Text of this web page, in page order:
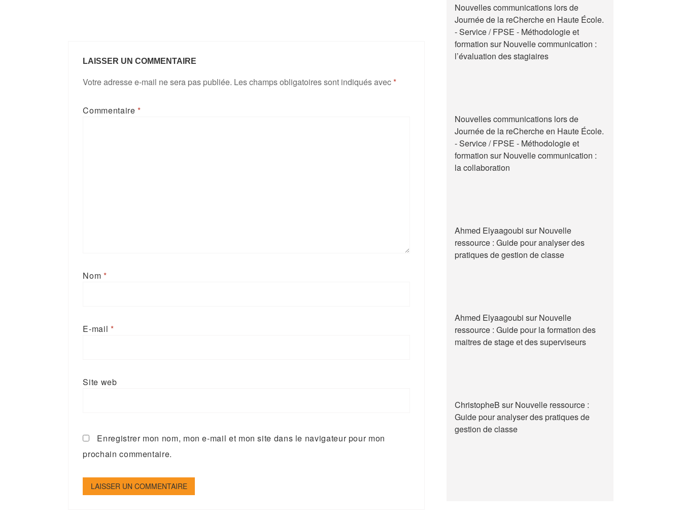
LAISSER UN COMMENTAIRE
Votre adresse e-mail ne sera pas publiée. Les champs obligatoires sont indiqués avec*
Commentaire*
Nom*
E-mail *
Site web
Enregistrer mon nom, mon e-mail et mon site dans le navigateur pour mon
prochain commentaire.
stage
en
Belgique
Nouvelles communications lors de
Journée de la reCherche en Haute École.
- Service / FPSE - Méthodologie et
formation surNouvelle communication :
l’évaluation des stagiaires
Nouvelles communications lors de
Journée de la reCherche en Haute École.
- Service / FPSE - Méthodologie et
formation surNouvelle communication :
la collaboration
Ahmed Elyaagoubi surNouvelle
ressource : Guide pour analyser des
pratiques de gestion de classe
Ahmed Elyaagoubi surNouvelle
ressource : Guide pour la formation des
maitres de stage et des superviseurs
ChristopheB surNouvelle ressource :
Guide pour analyser des pratiques de
gestion de classe